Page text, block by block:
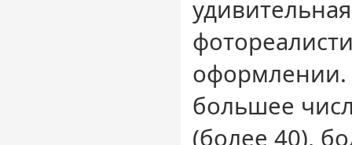
большее
(более 40),